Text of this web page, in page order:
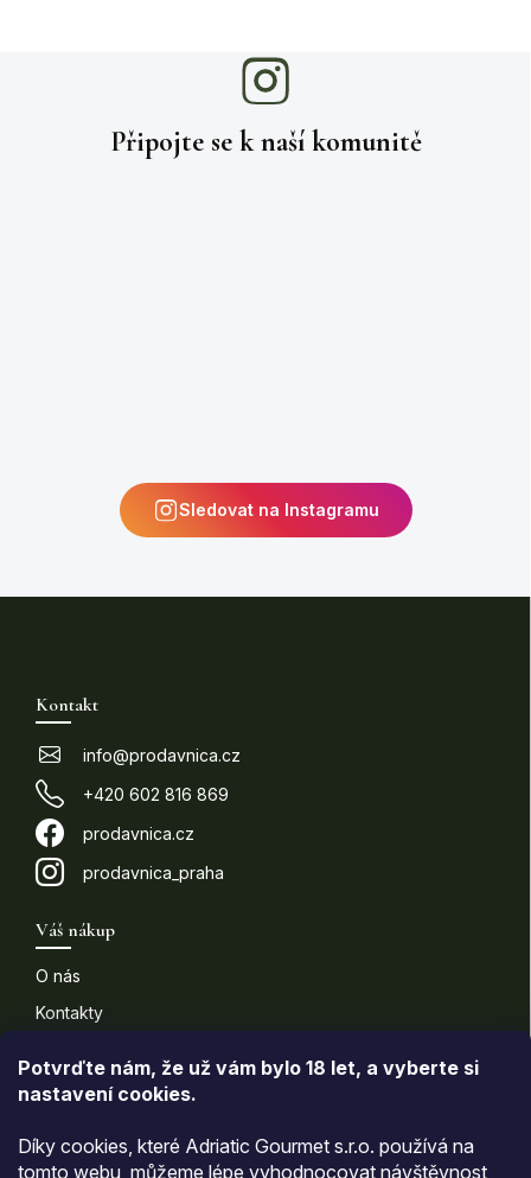
Potvrďte nám​​, že už vám bylo 18 let, a vyberte si
nastavení cookies.
Díky cookies, které Adriatic Gourmet s.r.o. používá na
tomto webu, můžeme lépe vyhodnocovat návštěvnost
Připojte se k naší komunitě
Sledovat na Instagramu
Kontakt
info@prodavnica.cz
+420 602 816 869
prodavnica.cz
prodavnica_praha
Váš nákup
O nás
Kontakty
Všeobecné obchodní podmínky